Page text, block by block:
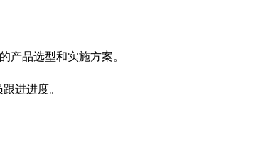
产品选型和实施方案。
进进度。